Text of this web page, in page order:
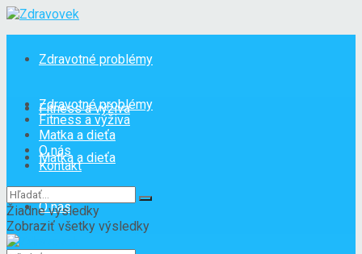
Zdravotné problémy
Fitness a výživa
Matka a dieťa
O nás
Zdravotné problémy
Fitness a výživa
Matka a dieťa
O nás
Kontakt
Žiadne výsledky
Zobraziť všetky výsledky